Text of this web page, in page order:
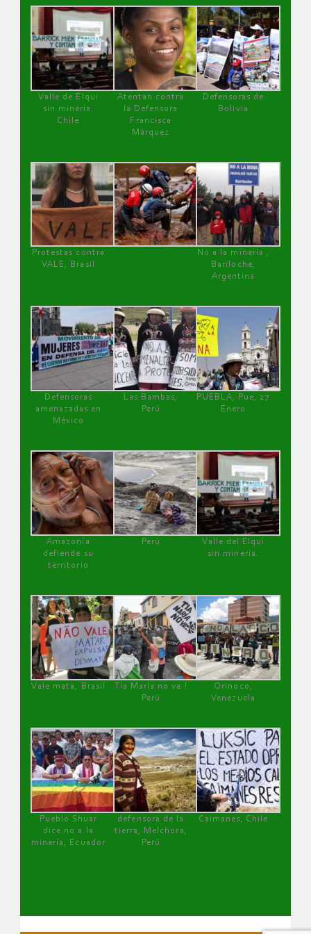
Valle de Elqui
sin minería.
Chile
Atentan contra
la Defensora
Francisca
Márquez
Defensoras de
Bolivia
Protestas contra
VALE, Brasil
No a la minería ,
Bariloche,
Argentina
Defensoras
amenazadas en
México
Las Bambas,
Perú
PUEBLA, Pue, 27
Enero
Amazonía
defiende su
territorio
Perú
Valle del Elqui
sin minería.
Vale mata, Brasil
Tía María no va !
Perú
Orinoco,
Venezuela
Pueblo Shuar
dice no a la
minería, Ecuador
defensora de la
tierra, Melchora,
Perú
Caimanes, Chile